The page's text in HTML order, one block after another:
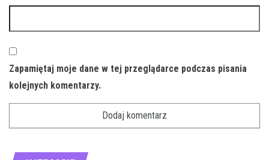
Zapamiętaj moje dane w tej przeglądarce podczas pisania
kolejnych komentarzy.